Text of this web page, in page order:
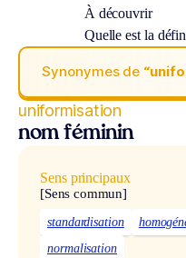
À découvrir
Quelle est la
Synonymes de
uniformisation
nom féminin
Sens principaux
[Sens commun]
standardisation
normalisation